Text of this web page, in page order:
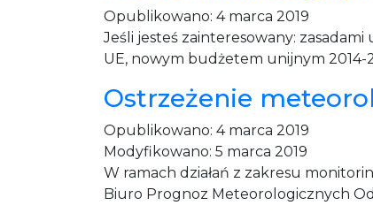
Opublikowano: 4 marca 2019
Jeśli jesteś zainteresowany:
UE, nowym budżetem unijnym
Ostrzeżenie
Opublikowano: 4 marca 2019
Modyfikowano: 5 marca 2019
W ramach działań z zakresu
Biuro Prognoz Meteorologicznych